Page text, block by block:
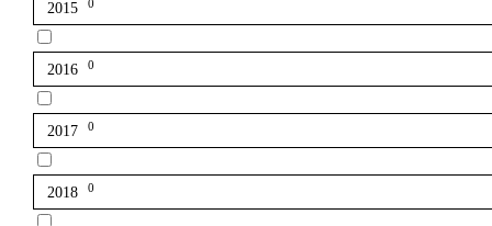
2015 0
2016 0
2017 0
2018 0